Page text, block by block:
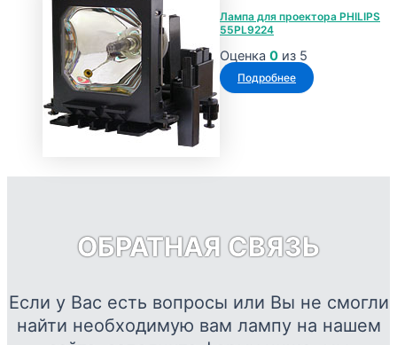
Лампа для проектора PHILIPS
55PL9224
Оценка 0 из 5
Подробнее
ОБРАТНАЯ СВЯЗЬ
Если у Вас есть вопросы или Вы не смогли
найти необходимую вам лампу на нашем